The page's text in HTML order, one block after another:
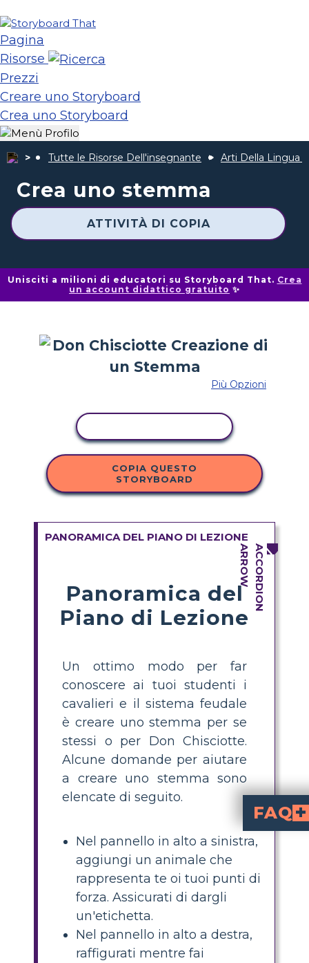
Pagina
Risorse
Prezzi
Creare uno Storyboard
Crea uno Storyboard
Tutte le Risorse Dell'insegnante Arti Della Lingua
Crea uno stemma
ATTIVITÀ DI COPIA
Unisciti a milioni di educatori su Storyboard That. Crea
un account didattico gratuito ✨
Più Opzioni
COPIA QUESTO
STORYBOARD
PANORAMICA DEL PIANO DI LEZIONE
Panoramica del
Piano di Lezione
Un ottimo modo per far
conoscere ai tuoi studenti i
cavalieri e il sistema feudale
è creare uno stemma per se
stessi o per Don Chisciotte.
Alcune domande per aiutare
a creare uno stemma sono
elencate di seguito.
Nel pannello in alto a sinistra,
aggiungi un animale che
rappresenta te oi tuoi punti di
forza. Assicurati di dargli
un'etichetta.
Nel pannello in alto a destra,
raffigurati mentre fai
FAQ